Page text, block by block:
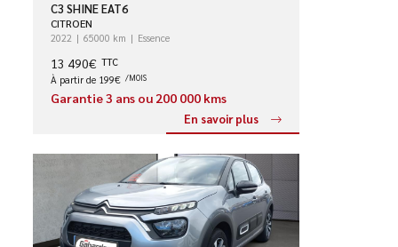
C3 SHINE EAT6
CITROEN
2022 65000 km Essence
13 490€ TTC
À partir de 199€ /MOIS
Garantie 3 ans ou 200 000 kms
En savoir plus